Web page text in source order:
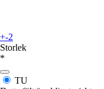
+-2
Storlek
*
TU